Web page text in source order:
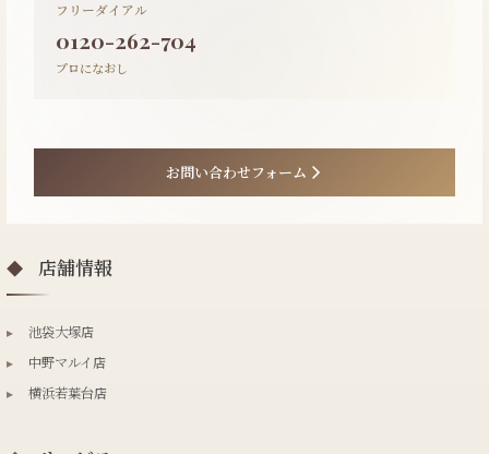
フリーダイアル
0120-262-704
プロになおし
お問い合わせフォーム
◆ 店舗情報
▸
池袋大塚店
▸
中野マルイ店
▸
横浜若葉台店